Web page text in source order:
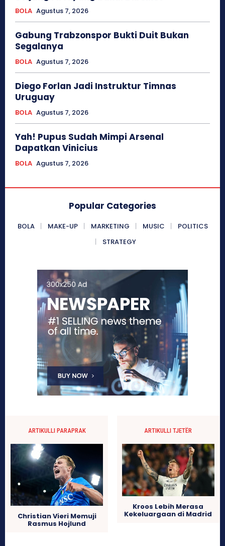
BOLA Agustus 7, 2026
Gabung Trabzonspor Bukti Duit Bukan
Segalanya
BOLA Agustus 7, 2026
Diego Forlan Jadi Instruktur Timnas
Uruguay
BOLA Agustus 7, 2026
Yah! Pupus Sudah Mimpi Arsenal
Dapatkan Vinicius
BOLA Agustus 7, 2026
Popular Categories
BOLA MAKE-UP MARKETING MUSIC
POLITICS
STRATEGY
ARTIKULLI PARAPRAK
Christian Vieri Memuji
Rasmus Hojlund
ARTIKULLI TJETËR
Kroos Lebih Merasa
Kekeluargaan di Madrid